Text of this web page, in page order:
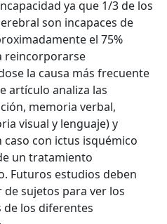
ya que 1/3 de los
son incapaces de
el 75%
reincorporarse
la causa más frecuente
artículo analiza las
memoria verbal,
visual y lenguaje) y
con ictus isquémico
un tratamiento
Futuros estudios deben
sujetos para ver los
los diferentes